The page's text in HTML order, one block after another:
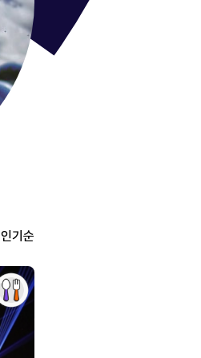
통영한
인기순